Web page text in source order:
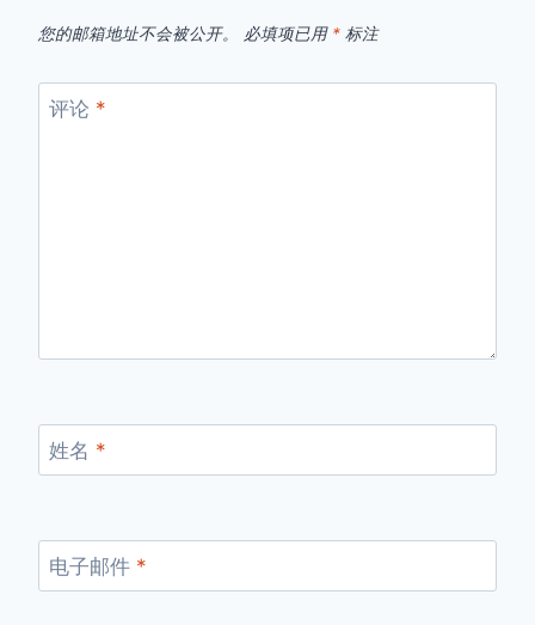
您的邮箱地址不会被公开。 必填项已用 * 标注
评论 *
姓名 *
电子邮件 *